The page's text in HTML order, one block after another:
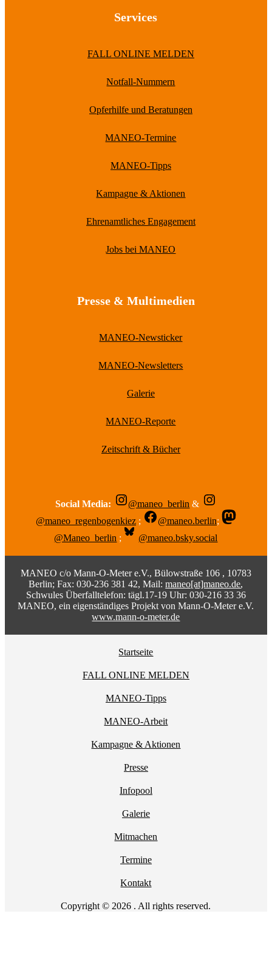
Services
FALL ONLINE MELDEN
Notfall-Nummern
Opferhilfe und Beratungen
MANEO-Termine
MANEO-Tipps
Kampagne & Aktionen
Ehrenamtliches Engagement
Jobs bei MANEO
Presse & Multimedien
MANEO-Newsticker
MANEO-Newsletters
Galerie
MANEO-Reporte
Zeitschrift & Bücher
Social Media: @maneo_berlin &
@maneo_regenbogenkiez ; @maneo.berlin;
@Maneo_berlin ; @maneo.bsky.social
MANEO c/o Mann-O-Meter e.V., Bülowstraße 106 , 10783
Berlin; Fax: 030-236 381 42, Mail:maneo[at]maneo.de,
Schwules Überfalltelefon: tägl.17-19 Uhr: 030-216 33 36
MANEO, ein eigenständiges Projekt von Mann-O-Meter e.V.
www.mann-o-meter.de
Startseite
FALL ONLINE MELDEN
MANEO-Tipps
MANEO-Arbeit
Kampagne & Aktionen
Presse
Infopool
Galerie
Mitmachen
Termine
Kontakt
Copyright © 2026 . All rights reserved.